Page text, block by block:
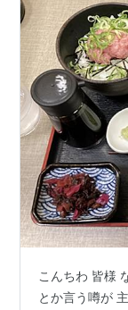
こんちわ 皆様
とか言う噂が